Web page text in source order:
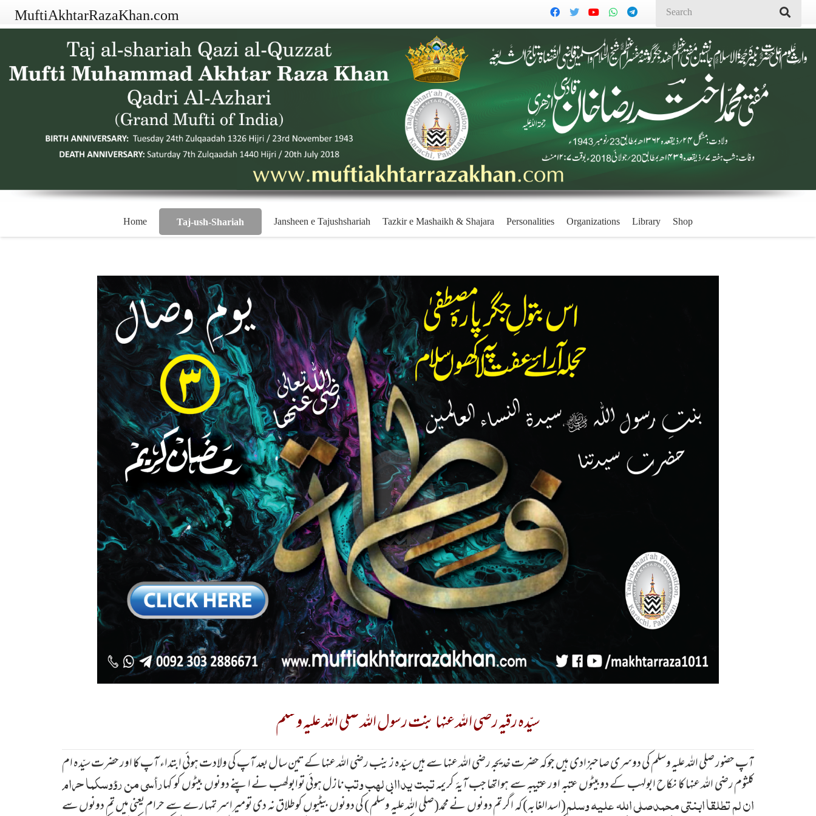
MuftiAkhtarRazaKhan.com
Home Taj-ush-Shariah Jansheen e Tajushshariah Tazkir e Mashaikh & Shajara Personalities Organizations Library Shop
سیّدہ رقیہ رضی ا للہ عنہا بنت رسول اللہ صلی اللہ علیہ وسلم
آپ حضور صلی اللہ علیہ وسلم کی دوسری صاحبزادی ہیں جوکہ حضرت خدیجہ رضی اللہ عنہا سے ہیں سیّدہ زینب رضی اللہ عنہا کے تین سال بعد آپ کی ولادت ہوئی ابتداء آپ کا اور حضرت سیّدہ ام
کلثوم رضی اللہ عنہا کا نکاح ابولہب کے دوبیٹوں عتبہ اور عتیبہ سے ہواتھا جب آیۂ کریمہتبت یداابی لھب وتبنازل ہوئی توابولھب نے اپنے دونوں بیٹوں کو کہارأسی من رؤوسکما حرام
ان لم تطلقا ابنتی محمدصلی اللہ علیہ وسلم(اسدالغابہ) کہ اگر تم دونوں نے محمد(صلی اللہ علیہ وسلم ) کی دونوں بیٹیوں کوطلاق نہ دی تومیراسر تمہارے سے حرام یعنی میں تم دونوں سے